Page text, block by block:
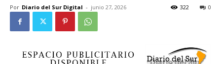
Por Diario del Sur Digital - junio 27, 2026 0
322